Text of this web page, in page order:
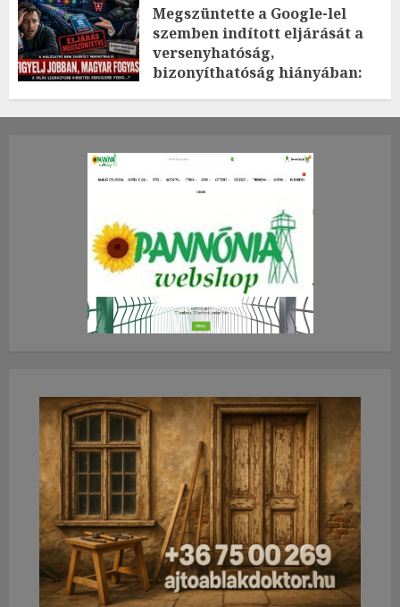
Megszüntette a Google-lel
szemben indított eljárását a
versenyhatóság,
bizonyíthatóság hiányában:
2026.JÚLIUS.23. CSÜTÖRTÖK.
0